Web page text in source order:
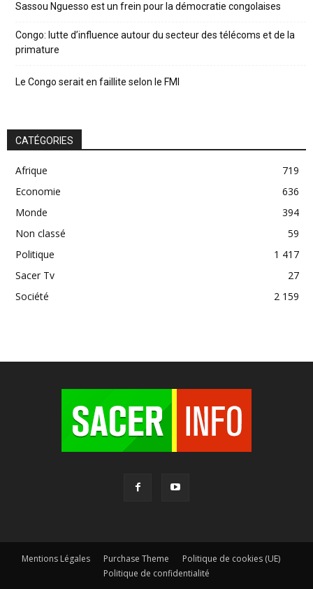
Sassou Nguesso est un frein pour la démocratie congolaises
Congo: lutte d’influence autour du secteur des télécoms et de la
primature
Le Congo serait en faillite selon le FMI
CATÉGORIES
Afrique
719
Economie
636
Monde
394
Non classé
59
Politique
1 417
Sacer Tv
27
Société
2 159
Mentions Légales Purchase Theme
Politique de cookies (UE)
Politique de confidentialité